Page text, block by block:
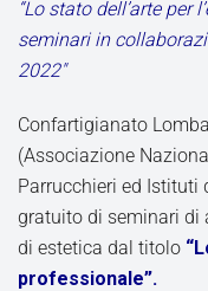
“Lo stato dell’arte per
seminari in
2022″
Confartigianato
(Associazione
Parrucchieri ed Istituti
gratuito di seminari di
di estetica dal titolo
professionale”.